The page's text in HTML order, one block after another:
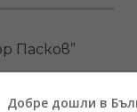
Пасков”
Добре дошли в